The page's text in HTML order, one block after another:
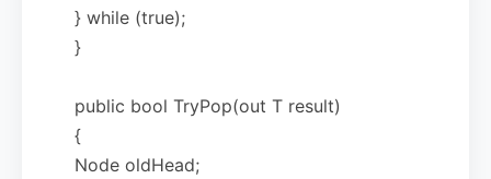
} while (true);
}
public bool TryPop(out T result)
{
Node oldHead;